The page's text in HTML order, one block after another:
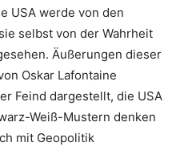
USA werde von den
selbst von der Wahrheit
Äußerungen dieser
Oskar Lafontaine
Feind dargestellt, die USA
Weiß-Mustern denken
mit Geopolitik